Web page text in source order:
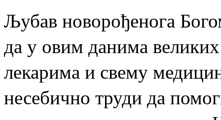
Љубав новорођенога
да у овим данима
лекарима и свему
несебично труди да